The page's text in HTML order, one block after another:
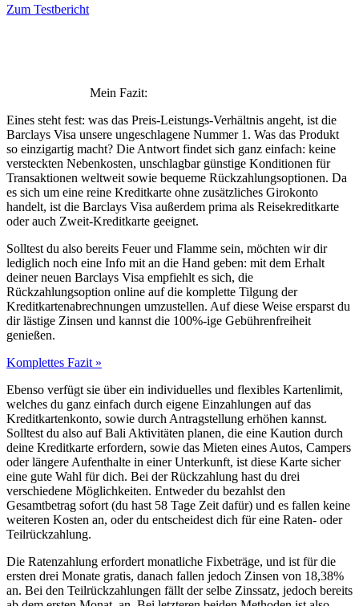
Zum Testbericht
Mein Fazit:
Eines steht fest: was das Preis-Leistungs-Verhältnis angeht, ist die
Barclays Visa unsere ungeschlagene Nummer 1. Was das Produkt
so einzigartig macht? Die Antwort findet sich ganz einfach: keine
versteckten Nebenkosten, unschlagbar günstige Konditionen für
Transaktionen weltweit sowie bequeme Rückzahlungsoptionen. Da
es sich um eine reine Kreditkarte ohne zusätzliches Girokonto
handelt, ist die Barclays Visa außerdem prima als Reisekreditkarte
oder auch Zweit-Kreditkarte geeignet.
Solltest du also bereits Feuer und Flamme sein, möchten wir dir
lediglich noch eine Info mit an die Hand geben: mit dem Erhalt
deiner neuen Barclays Visa empfiehlt es sich, die
Rückzahlungsoption online auf die komplette Tilgung der
Kreditkartenabrechnungen umzustellen. Auf diese Weise ersparst du
dir lästige Zinsen und kannst die 100%-ige Gebührenfreiheit
genießen.
Komplettes Fazit »
Ebenso verfügt sie über ein individuelles und flexibles Kartenlimit,
welches du ganz einfach durch eigene Einzahlungen auf das
Kreditkartenkonto, sowie durch Antragstellung erhöhen kannst.
Solltest du also auf Bali Aktivitäten planen, die eine Kaution durch
deine Kreditkarte erfordern, sowie das Mieten eines Autos, Campers
oder längere Aufenthalte in einer Unterkunft, ist diese Karte sicher
eine gute Wahl für dich. Bei der Rückzahlung hast du drei
verschiedene Möglichkeiten. Entweder du bezahlst den
Gesamtbetrag sofort (du hast 58 Tage Zeit dafür) und es fallen keine
weiteren Kosten an, oder du entscheidest dich für eine Raten- oder
Teilrückzahlung.
Die Ratenzahlung erfordert monatliche Fixbeträge, und ist für die
ersten drei Monate gratis, danach fallen jedoch Zinsen von 18,38%
an. Bei den Teilrückzahlungen fällt der selbe Zinssatz, jedoch bereits